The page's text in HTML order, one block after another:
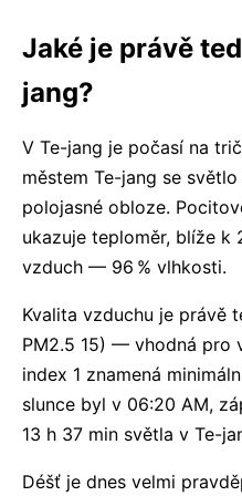
Jaké je právě
jang?
V Te-jang je počasí na
městem Te-jang se
polojasné obloze.
ukazuje teploměr, blíže k
vzduch — 96 % vlhkosti.
Kvalita vzduchu je právě
PM2.5 15) — vhodná pro
index 1 znamená
slunce byl v 06:20 AM,
13 h 37 min světla v Te-
Déšť je dnes velmi